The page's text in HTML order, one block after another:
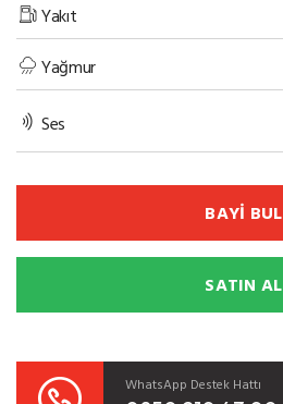
Yakıt
Yağmur
Ses
BAYİ BUL
SATIN AL
WhatsApp Destek Hattı